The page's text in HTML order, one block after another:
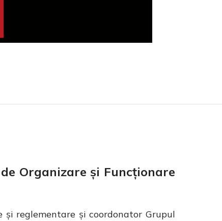
Organizare și Funcționare
și reglementare și coordonator Grupul